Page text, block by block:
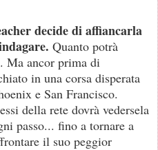
decide di affiancarla
Quanto potrà
Ma ancor prima di
in una corsa disperata
e San Francisco.
della rete dovrà vedersela
passo... fino a tornare a
il suo peggior